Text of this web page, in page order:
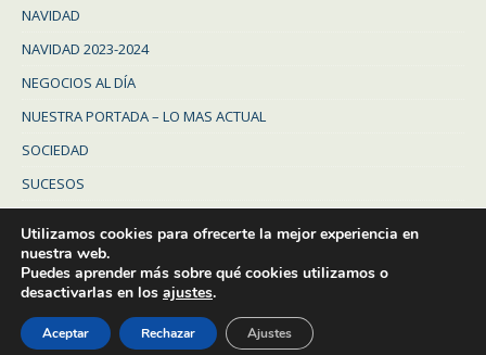
NAVIDAD
NAVIDAD 2023-2024
NEGOCIOS AL DÍA
NUESTRA PORTADA – LO MAS ACTUAL
SOCIEDAD
SUCESOS
ZARAGOZA
ZARAGOZA PROVINCIA
© Diario de Zaragoza - 2023
Utilizamos cookies para ofrecerte la mejor experiencia en
nuestra web.
Puedes aprender más sobre qué cookies utilizamos o
desactivarlas en los ajustes.
Aceptar Rechazar Ajustes